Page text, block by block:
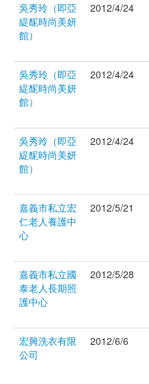
吳秀玲（即亞
緹馜時尚美妍
館）
2012/4/24
吳秀玲（即亞
緹馜時尚美妍
館）
2012/4/24
吳秀玲（即亞
緹馜時尚美妍
館）
2012/4/24
嘉義市私立宏
仁老人養護中
心
2012/5/21
嘉義市私立國
泰老人長期照
護中心
2012/5/28
宏興洗衣有限
公司
2012/6/6